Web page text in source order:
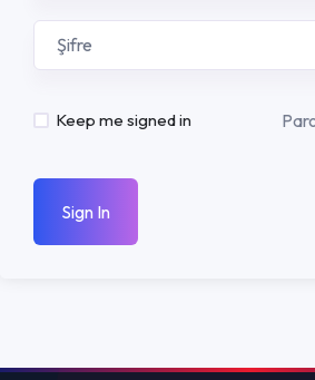
Keep me signed in
Sign In